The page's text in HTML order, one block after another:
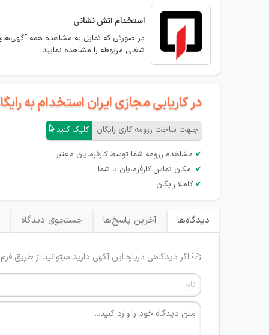
استخدامآتش نشانی
در صورتی که تمایل به مشاهده همه
شغلی مربوطه را مشاهده نمایید.
در کاریابی مجازی ایران استخدام به
جـهت ساخت رزومه کاری رایگان کلیک کنید
✔ مشاهده رزومه شما توسط کارفرمایان معتبر
✔ امکان تماس کارفرمایان با شما
✔ کاملا رایگان
دیدگاه‌ها آخرین پاسخ‌ها جستجوی دیدگاه
اگر دیدگاهی درباره این آگهی دارید میتوانید از طریق